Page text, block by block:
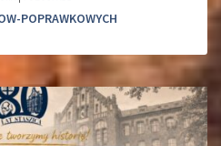
POPRAWKOWYCH